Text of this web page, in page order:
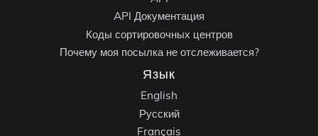
API Документация
Коды сортировочных центров
Почему моя посылка не отслеживается?
Язык
English
Русский
Français